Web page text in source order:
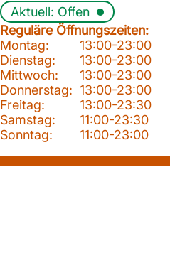
Aktuell: Offen
Reguläre Öffnungszeiten:
Montag:
13:00-23:00
Dienstag:
13:00-23:00
Mittwoch:
13:00-23:00
Donnerstag: 13:00-23:00
Freitag:
13:00-23:30
Samstag:
11:00-23:30
Sonntag:
11:00-23:00